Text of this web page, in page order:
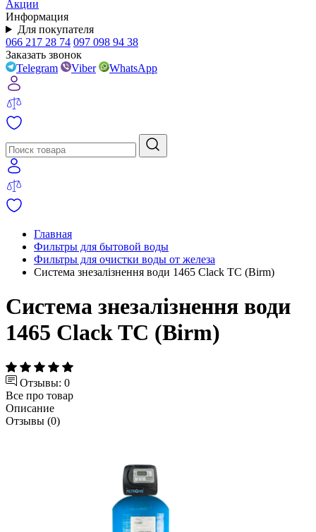
Акции
Информация
Для покупателя
066 217 28 74 097 098 94 38
Заказать звонок
Telegram
Viber WhatsApp
Главная
Фильтры для бытовой воды
Фильтры для очистки воды от железа
Система знезалізнення води 1465 Clack TC (Birm)
Система знезалізнення води
1465 Clack TC (Birm)
Отзывы: 0
Все про товар
Описание
Отзывы (0)